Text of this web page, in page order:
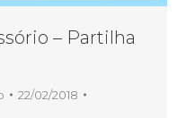
– Partilha
22/02/2018